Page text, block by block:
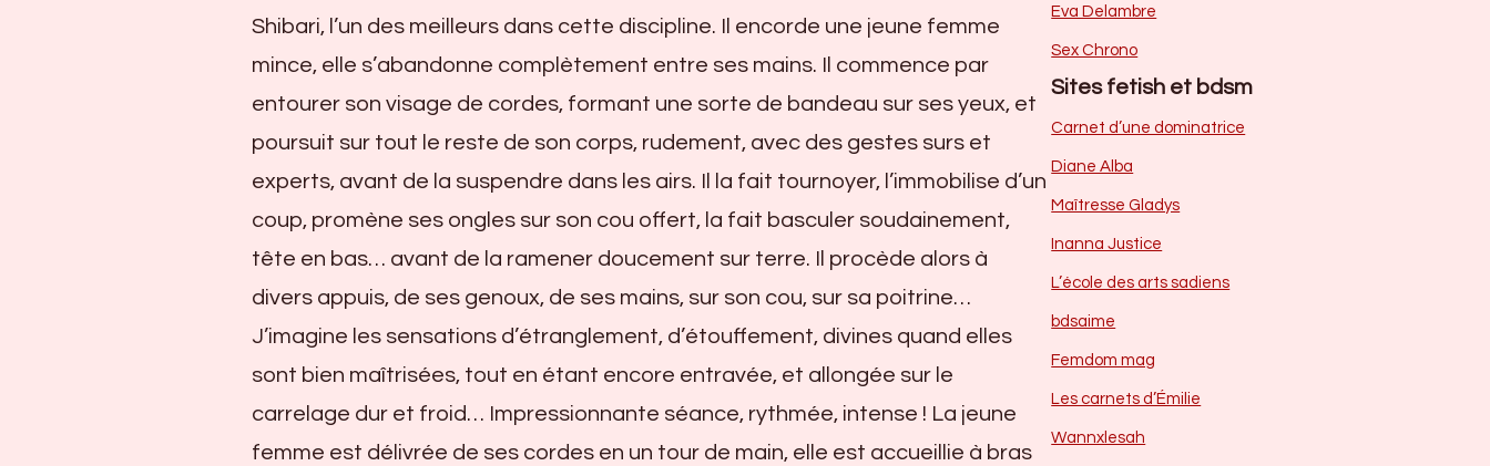
Shibari, l’un des meilleurs dans cette discipline. Il encorde une jeune femme
mince, elle s’abandonne complètement entre ses mains. Il commence par
entourer son visage de cordes, formant une sorte de bandeau sur ses yeux, et
poursuit sur tout le reste de son corps, rudement, avec des gestes surs et
experts, avant de la suspendre dans les airs. Il la fait tournoyer, l’immobilise d’un
coup, promène ses ongles sur son cou offert, la fait basculer soudainement,
tête en bas… avant de la ramener doucement sur terre. Il procède alors à
divers appuis, de ses genoux, de ses mains, sur son cou, sur sa poitrine…
J’imagine les sensations d’étranglement, d’étouffement, divines quand elles
sont bien maîtrisées, tout en étant encore entravée, et allongée sur le
carrelage dur et froid… Impressionnante séance, rythmée, intense ! La jeune
femme est délivrée de ses cordes en un tour de main, elle est accueillie à bras
Eva Delambre
Sex Chrono
Sites fetish et bdsm
Carnet d’une dominatrice
Diane Alba
Maîtresse Gladys
Inanna Justice
L’école des arts sadiens
bdsaime
Femdom mag
Les carnets d’Émilie
Wannxlesah